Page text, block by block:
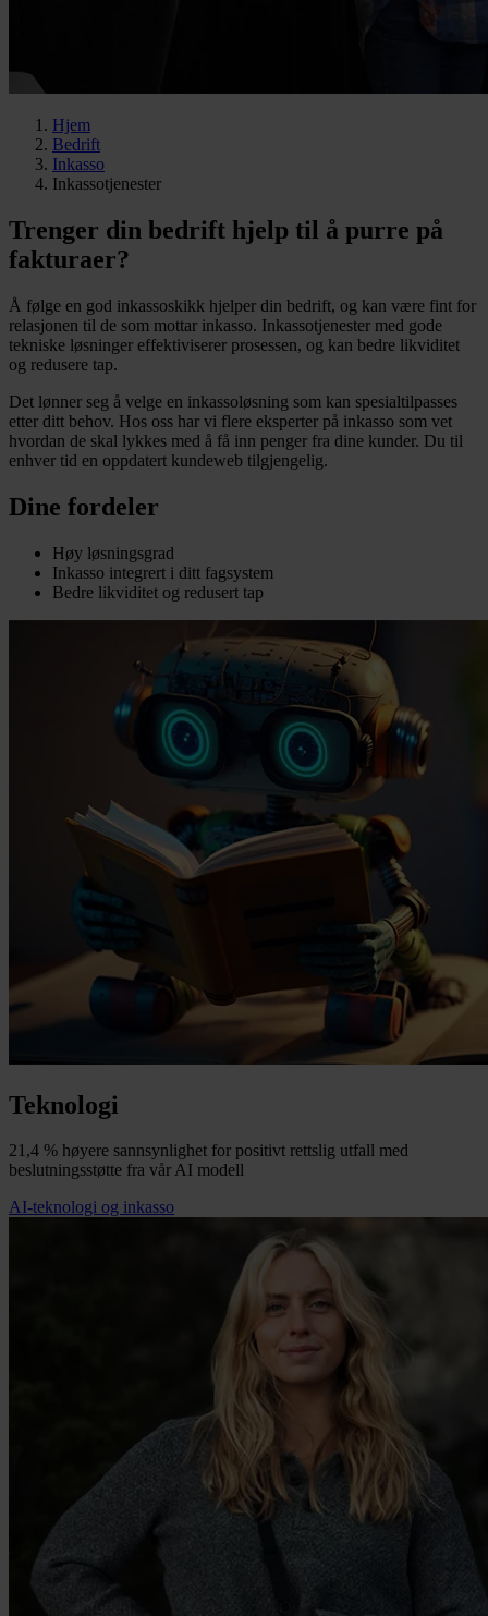
Hjem
Bedrift
Inkasso
Inkassotjenester
Trenger din bedrift hjelp til å purre på
fakturaer?
Å følge en god inkassoskikk hjelper din bedrift, og kan være fint for
relasjonen til de som mottar inkasso. Inkassotjenester med gode
tekniske løsninger effektiviserer prosessen, og kan bedre likviditet
og redusere tap.
Det lønner seg å velge en inkassoløsning som kan spesialtilpasses
etter ditt behov. Hos oss har vi flere eksperter på inkasso som vet
hvordan de skal lykkes med å få inn penger fra dine kunder. Du til
enhver tid en oppdatert kundeweb tilgjengelig.
Dine fordeler
Høy løsningsgrad
Inkasso integrert i ditt fagsystem
Bedre likviditet og redusert tap
Teknologi
21,4 % høyere sannsynlighet for positivt rettslig utfall med
beslutningsstøtte fra vår AI modell
AI-teknologi og inkasso